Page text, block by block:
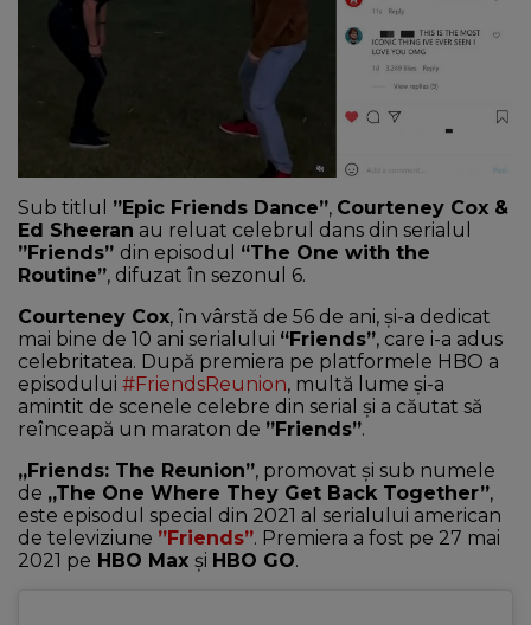
NEWS
CONTUL MEU
Sub titlul ”Epic Friends Dance”, Courteney Cox &
Ed Sheeran au reluat celebrul dans din serialul
”Friends” din episodul “The One with the
Routine”, difuzat în sezonul 6.
Courteney Cox, în vârstă de 56 de ani, și-a dedicat
mai bine de 10 ani serialului “Friends”, care i-a adus
celebritatea. După premiera pe platformele HBO a
episodului #FriendsReunion, multă lume și-a
amintit de scenele celebre din serial și a căutat să
reînceapă un maraton de ”Friends”.
„Friends: The Reunion”, promovat și sub numele
de „The One Where They Get Back Together”,
este episodul special din 2021 al serialului american
de televiziune ”Friends”. Premiera a fost pe 27 mai
2021 pe HBO Max și HBO GO.